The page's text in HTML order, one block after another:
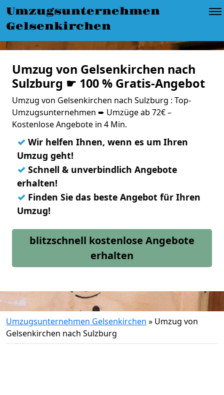
Umzugsunternehmen
Gelsenkirchen
Umzug von Gelsenkirchen nach
Sulzburg ☛ 100 % Gratis-Angebot
Umzug von Gelsenkirchen nach Sulzburg : Top-
Umzugsunternehmen ➨ Umzüge ab 72€ –
Kostenlose Angebote in 4 Min.
✓ Wir helfen Ihnen, wenn es um Ihren
Umzug geht!
✓ Schnell & unverbindlich Angebote
erhalten!
✓ Finden Sie das beste Angebot für Ihren
Umzug!
blitzschnell kostenlose Angebote
erhalten
Umzugsunternehmen Gelsenkirchen » Umzug von
Gelsenkirchen nach Sulzburg